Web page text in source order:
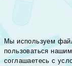
Мы используем
пользоваться
соглашаетесь c